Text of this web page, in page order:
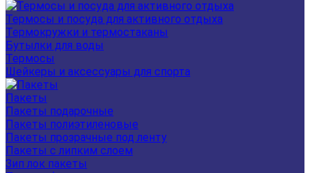
Термосы и посуда для активного отдыха
Термокружки и термостаканы
Бутылки для воды
Термосы
Шейкеры и аксессуары для спорта
Пакеты
Пакеты подарочные
Пакеты полиэтиленовые
Пакеты прозрачные под ленту
Пакеты с липким слоем
Зип лок пакеты